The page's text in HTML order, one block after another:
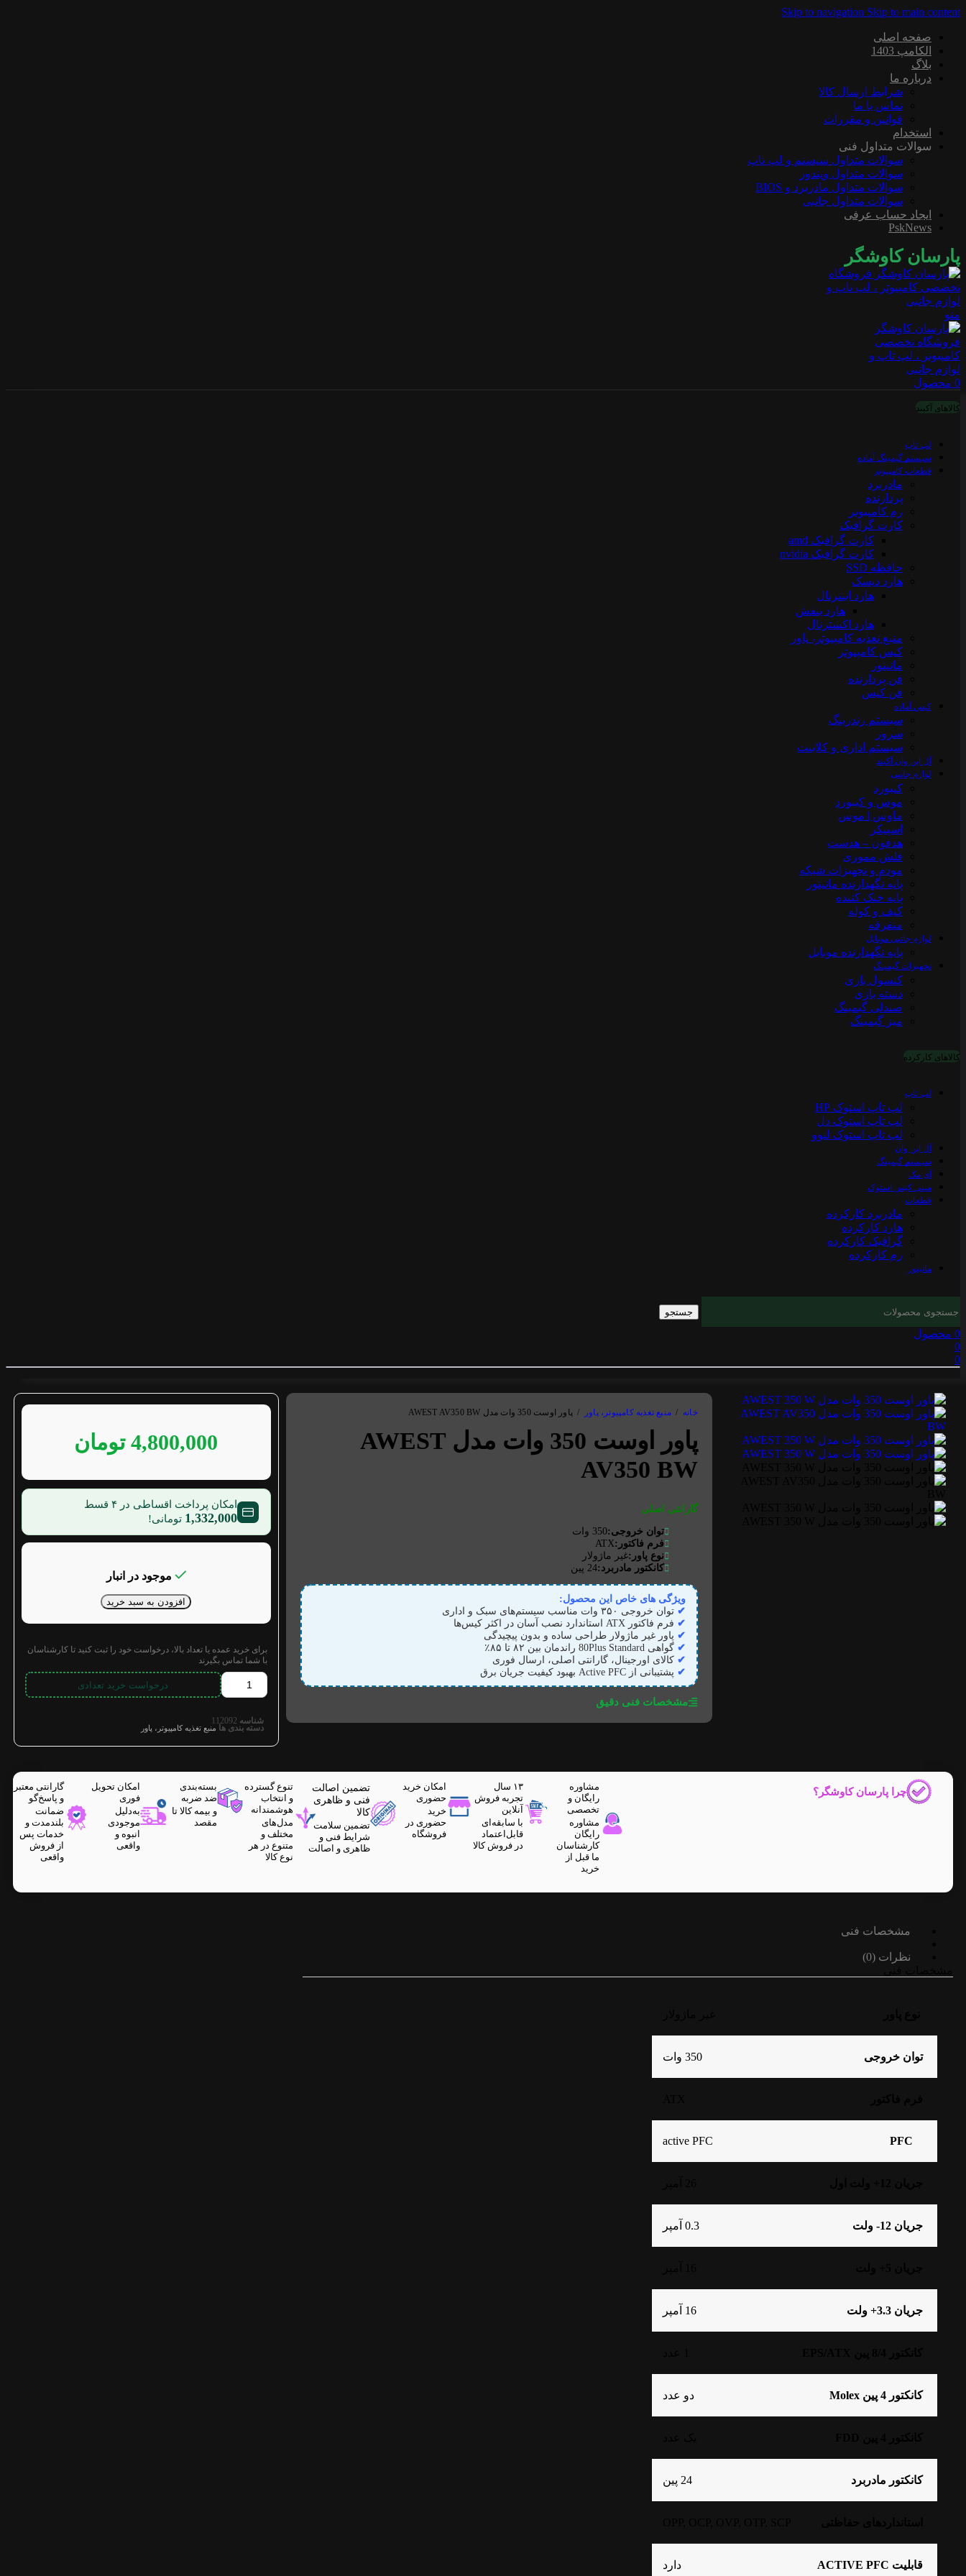
Skip to navigation Skip to main content
صفحه اصلی
الکامپ 1403
بلاگ
درباره ما
شرایط ارسال کالا
تماس با ما
قوانین و مقررات
استخدام
سوالات متداول فنی
سوالات متداول سیستم و لپ تاپ
سوالات متداول ویندوز
سوالات متداول مادربرد و BIOS
سوالات متداول جانبی
ایجاد حساب عرفی
PskNews
پارسان کاوشگر
منو
0 محصول
کالاهای آکبند
لپ تاپ
سیستم گیمینگ آماده
قطعات کامپیوتر
مادربرد
پردازنده
رم کامپیوتر
کارت گرافیک
کارت گرافیک amd
کارت گرافیک nvidia
حافظه SSD
هارد دیسک
هارد اینترنال
هارد بنفش
هارد اکسترنال
منبع تغذیه کامپیوتر، پاور
کیس کامپیوتر
مانیتور
فن پردازنده
فن کیس
کیس آماده
سیستم رندرینگ
سرور
سیستم‌ اداری و کلاینت
آل این وان آکبند
لوازم جانبی
کیبورد
موس و کیبورد
ماوس | موس
اسپیکر
هدفون – هدست
فلش مموری
مودم و تجهیزات شبکه
پایه نگهدارنده مانیتور
پایه خنک کننده
کیف و کوله
متفرقه
لوازم جانبی موبایل
پایه نگهدارنده موبایل
تجهیزات گیمینگ
کنسول بازی
دسته بازی
صندلی گیمینگ
میز گیمینگ
کالاهای کارکرده
لپ تاپ
لپ تاپ استوک HP
لپ تاپ استوک دل
لپ تاپ استوک لنوو
آل این وان
سیستم گیمینگ
آی مک
مینی کیس استوک
قطعات
مادربرد کارکرده
هارد کارکرده
گرافیک کارکرده
رم کارکرده
مانیتور
جستجو
0 محصول
0
0
خانه / منبع تغذیه کامپیوتر، پاور / پاور اوست 350 وات مدل AWEST AV350 BW
پاور اوست 350 وات مدل AWEST
AV350 BW
گارانتی اصلی
توان خروجی:350 وات
فرم فاکتور:ATX
نوع پاور:غیر ماژولار
کانکتور مادربرد:24 پین
ویژگی های خاص این محصول:
✔توان خروجی ۳۵۰ وات مناسب سیستم‌های سبک و اداری
✔ فرم فاکتور ATX استاندارد نصب آسان در اکثر کیس‌ها
✔ پاور غیر ماژولار طراحی ساده و بدون پیچیدگی
✔گواهی 80Plus Standard راندمان بین ۸۲ تا ۸۵٪
✔کالای اورجینال، گارانتی اصلی، ارسال فوری
✔ پشتیبانی از Active PFC بهبود کیفیت جریان برق
مشخصات فنی دقیق
4,800,000 تومان
امکان پرداخت اقساطی در ۴ قسط
1,332,000 تومانی!
موجود در انبار
افزودن به سبد خرید
برای خرید عمده یا تعداد بالا، درخواست خود را ثبت کنید تا کارشناسان
با شما تماس بگیرند
درخواست خرید تعدادی
شناسه 112092
دسته بندی ها منبع تغذیه کامپیوتر، پاور
چرا پارسان کاوشگر؟
مشاوره
رایگان و
تخصصی
مشاوره
رایگان
کارشناسان
ما قبل از
خرید
۱۳ سال
تجربه فروش
آنلاین
با سابقه‌ای
قابل‌اعتماد
در فروش کالا
امکان خرید
حضوری
خرید
حضوری در
فروشگاه
تضمین اصالت
فنی و ظاهری
کالا
تضمین سلامت
شرایط فنی و
ظاهری و اصالت
تنوع گسترده
و انتخاب
هوشمندانه
مدل‌های
مختلف و
متنوع در هر
نوع کالا
بسته‌بندی
ضد ضربه
و بیمه کالا تا
مقصد
امکان تحویل
فوری
به‌دلیل
موجودی
انبوه و
واقعی
گارانتی معتبر
و پاسخ‌گو
ضمانت
بلندمدت و
خدمات پس
از فروش
واقعی
مشخصات فنی
نظرات (0)
توان خروجی 350 وات
PFC
active PFC
جریان 12- ولت 0.3 آمپر
جریان 3.3+ ولت 16 آمپر
کانکتور 4 پین Molex دو عدد
کانکتور مادربرد 24 پین
قابلیت ACTIVE PFC دارد